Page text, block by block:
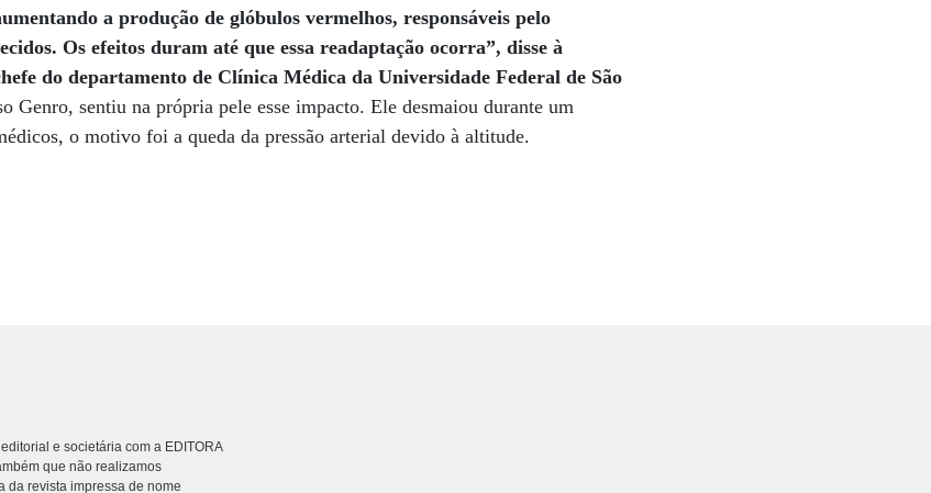
a produção de glóbulos vermelhos, responsáveis pelo
Os efeitos duram até que essa readaptação ocorra”, disse à
do departamento de Clínica Médica da Universidade Federal de São
Genro, sentiu na própria pele esse impacto. Ele desmaiou durante um
o motivo foi a queda da pressão arterial devido à altitude.
e societária com a EDITORA
que não realizamos
da revista impressa de nome